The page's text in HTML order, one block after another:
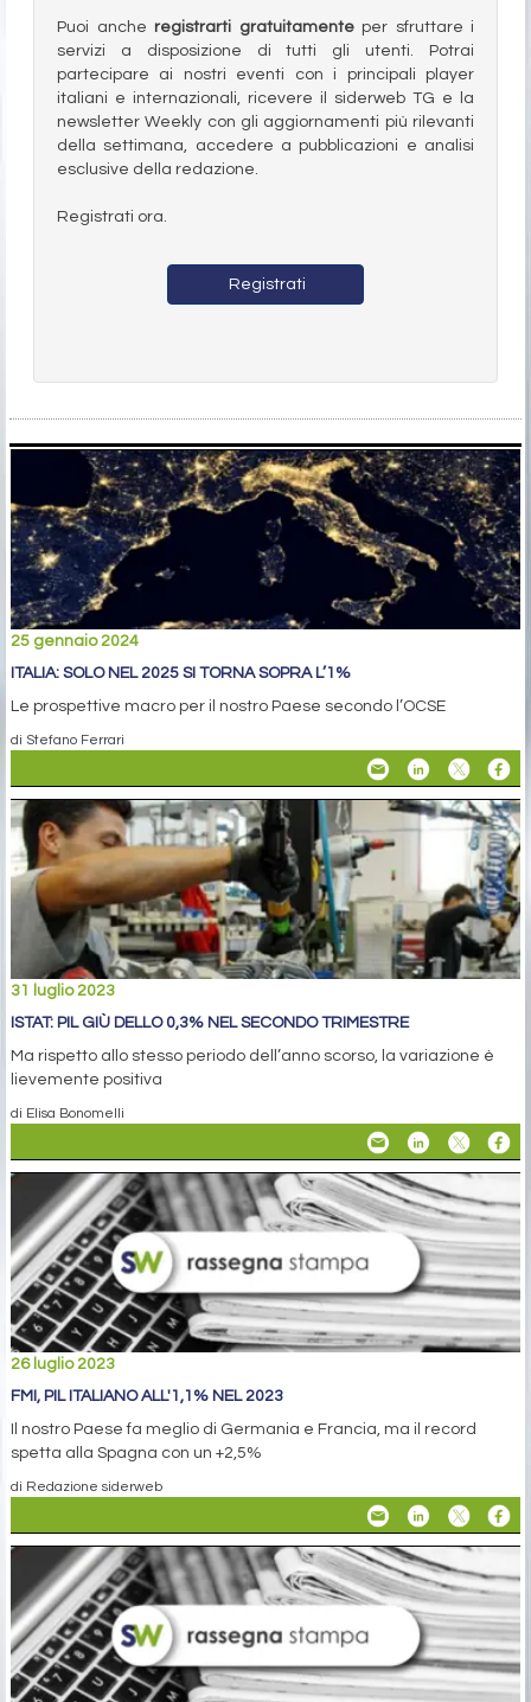
Puoi anche registrarti gratuitamenteper sfruttare i
servizi a disposizione di tutti gli utenti. Potrai
partecipare ai nostri eventi con i principali player
italiani e internazionali, ricevere il siderweb TG e la
newsletter Weekly con gli aggiornamenti più rilevanti
della settimana, accedere a pubblicazioni e analisi
esclusive della redazione.
Registrati ora.
Registrati
25 gennaio 2024
ITALIA: SOLO NEL 2025 SI TORNA SOPRA L’1%
Le prospettive macro per il nostro Paese secondo l’OCSE
di Stefano Ferrari
31 luglio 2023
ISTAT: PIL GIÙ DELLO 0,3% NEL SECONDO TRIMESTRE
Ma rispetto allo stesso periodo dell’anno scorso, la variazione è
lievemente positiva
di Elisa Bonomelli
26 luglio 2023
FMI, PIL ITALIANO ALL'1,1% NEL 2023
Il nostro Paese fa meglio di Germania e Francia, ma il record
spetta alla Spagna con un +2,5%
di Redazione siderweb